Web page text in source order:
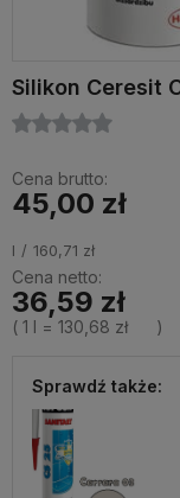
Silikon Ceresit
Cena brutto:
45,00 zł
l 160,71 zł
Cena netto:
36,59 zł
( 1 l = 130,68 zł )
Sprawdź także: